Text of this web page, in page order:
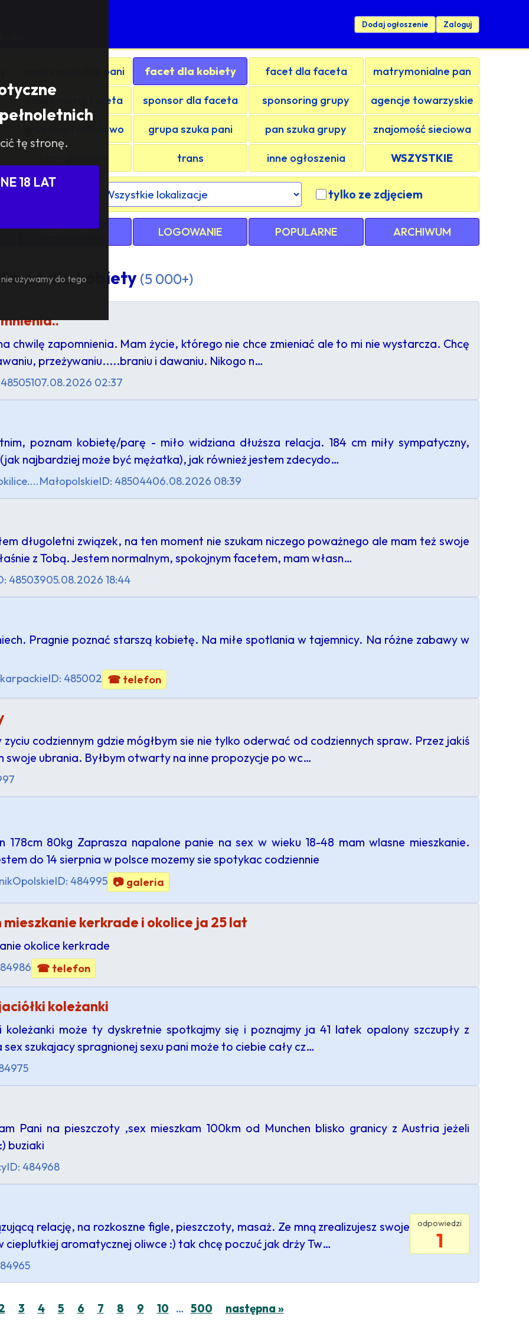
tę stronę.
18 LAT
używamy do tego
roku
Dodaj ogłoszenie Zaloguj
matrymonialne pani facet dla kobiety facet dla faceta matrymonialne pan
zasponsoruj faceta sponsor dla faceta sponsoring grupy agencje towarzyskie
grupowo i odlotowo grupa szuka pani pan szuka grupy znajomość sieciowa
trans inne ogłoszenia WSZYSTKIE
/ kraju: tylko ze zdjęciem
REJESTRACJA LOGOWANIE POPULARNE ARCHIWUM
dla kobiety (5 000+)
chwilę zapomnienia. Mam życie, którego nie chce zmieniać ale to mi nie wystarcza. Chcę
przeżywaniu.....braniu i dawaniu. Nikogo n…
07.08.2026 02:37
poznam kobietę/parę - miło widziana dłuższa relacja. 184 cm miły sympatyczny,
najbardziej może być mężatka), jak również jestem zdecydo…
MałopolskieID: 48504406.08.2026 08:39
długoletni związek, na ten moment nie szukam niczego poważnego ale mam też swoje
z Tobą. Jestem normalnym, spokojnym facetem, mam własn…
48503905.08.2026 18:44
Pragnie poznać starszą kobietę. Na miłe spotlania w tajemnicy. Na różne zabawy w
ID: 485002 ☎ telefon
codziennym gdzie mógłbym sie nie tylko oderwać od codziennych spraw. Przez jakiś
swoje ubrania. Byłbym otwarty na inne propozycje po wc…
178cm 80kg Zaprasza napalone panie na sex w wieku 18-48 mam wlasne mieszkanie.
do 14 sierpnia w polsce mozemy sie spotykac codziennie
OpolskieID: 484995 📷 galeria
mieszkanie kerkrade i okolice ja 25 lat
okolice kerkrade
☎ telefon
koleżanki
koleżanki może ty dyskretnie spotkajmy się i poznajmy ja 41 latek opalony szczupły z
szukajacy spragnionej sexu pani może to ciebie cały cz…
Pani na pieszczoty ,sex mieszkam 100km od Munchen blisko granicy z Austria jeżeli
buziaki
ID: 484968
relację, na rozkoszne figle, pieszczoty, masaż. Ze mną zrealizujesz swoje
aromatycznej oliwce :) tak chcę poczuć jak drży Tw…
odpowiedzi
1
3 4 5 6 7 8 9 10 … 500 następna »